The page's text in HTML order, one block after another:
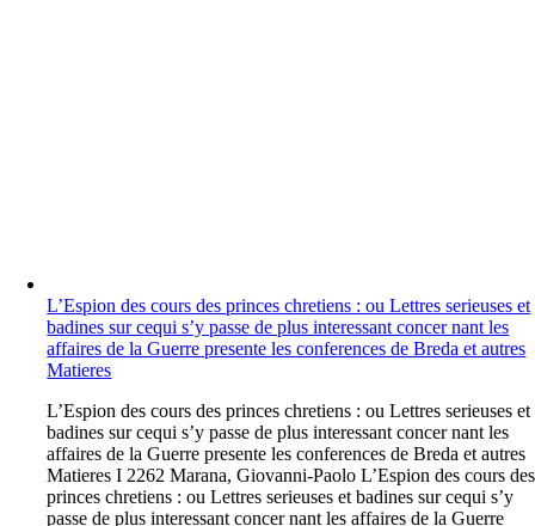
L’Espion des cours des princes chretiens : ou Lettres serieuses et
badines sur cequi s’y passe de plus interessant concer nant les
affaires de la Guerre presente les conferences de Breda et autres
Matieres
L’Espion des cours des princes chretiens : ou Lettres serieuses et
badines sur cequi s’y passe de plus interessant concer nant les
affaires de la Guerre presente les conferences de Breda et autres
Matieres I 2262 Marana, Giovanni-Paolo L’Espion des cours des
princes chretiens : ou Lettres serieuses et badines sur cequi s’y
passe de plus interessant concer nant les affaires de la Guerre